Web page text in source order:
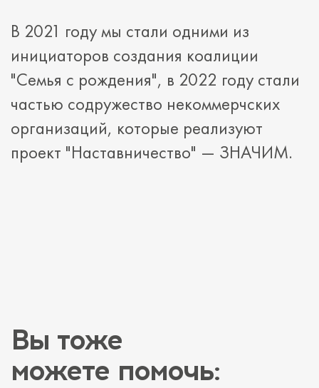
В 2021 году мы стали одними из
инициаторов создания коалиции
"Семья с рождения", в 2022 году стали
частью содружество некоммерчских
организаций, которые реализуют
проект "Наставничество" — ЗНАЧИМ.
Вы тоже
можете помочь: